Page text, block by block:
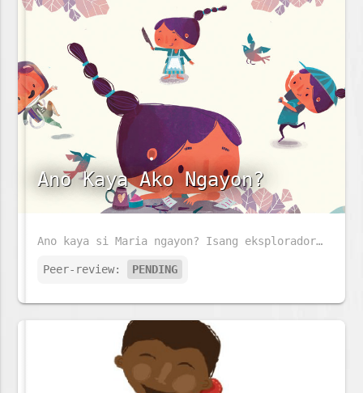
Ano Kaya Ako Ngayon?
Ano kaya si Maria ngayon? Isang eksplorador, astronaut o alagad ng sining?
Peer-review: PENDING